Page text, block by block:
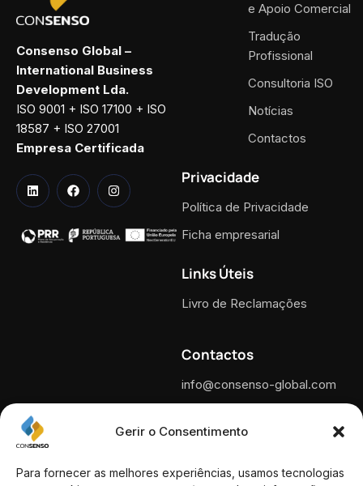
Gerir o Consentimento
Para fornecer as melhores experiências, usamos tecnologias
Consenso Global –
International Business
Development Lda.
ISO 9001 + ISO 17100 + ISO
18587 + ISO 27001
Empresa Certificada
e Apoio Comercial
Tradução
Profissional
Consultoria ISO
Notícias
Contactos
Privacidade
Política de Privacidade
Ficha empresarial
Links Úteis
Livro de Reclamações
Contactos
info@consenso-global.com
+351 210 600 340
nacional.